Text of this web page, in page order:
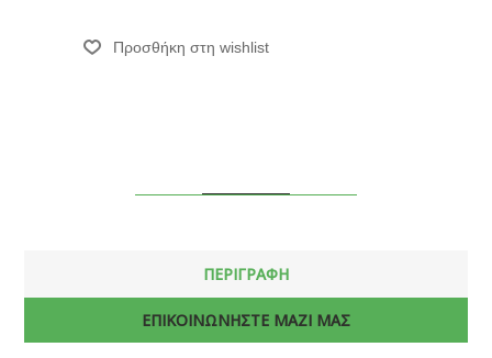
ΠΕΡΙΓΡΑΦΗ
ΕΠΙΚΟΙΝΩΝΗΣΤΕ ΜΑΖΙ ΜΑΣ